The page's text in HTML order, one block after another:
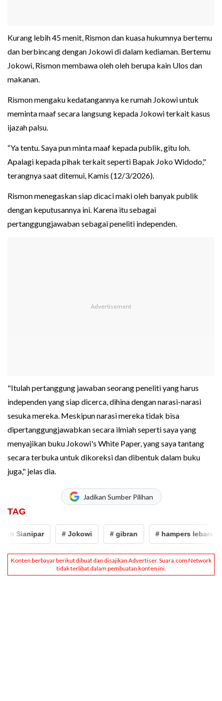
Kurang lebih 45 menit, Rismon dan kuasa hukumnya bertemu
dan berbincang dengan Jokowi di dalam kediaman. Bertemu
Jokowi, Rismon membawa oleh oleh berupa kain Ulos dan
makanan.
Rismon mengaku kedatangannya ke rumah Jokowi untuk
meminta maaf secara langsung kepada Jokowi terkait kasus
ijazah palsu.
“Ya tentu. Saya pun minta maaf kepada publik, gitu loh.
Apalagi kepada pihak terkait seperti Bapak Joko Widodo,"
terangnya saat ditemui, Kamis (12/3/2026).
Rismon menegaskan siap dicaci maki oleh banyak publik
dengan keputusannya ini. Karena itu sebagai
pertanggungjawaban sebagai peneliti independen.
"Itulah pertanggung jawaban seorang peneliti yang harus
independen yang siap dicerca, dihina dengan narasi-narasi
sesuka mereka. Meskipun narasi mereka tidak bisa
dipertanggungjawabkan secara ilmiah seperti saya yang
menyajikan buku Jokowi's White Paper, yang saya tantang
secara terbuka untuk dikoreksi dan dibentuk dalam buku
juga," jelas dia.
Jadikan Sumber Pilihan
TAG
# Jokowi # gibran # hampers lebaran